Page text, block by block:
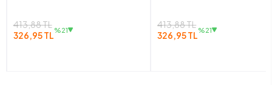
413,88 TL
326,95 TL%21
413,88 TL
326,95 TL%21